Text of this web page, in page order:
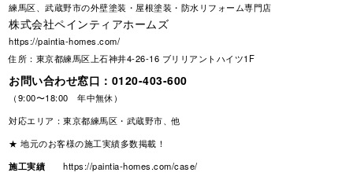
練馬区、武蔵野市の外壁塗装・屋根塗装・防水リフォーム専門店
株式会社ペインティアホームズ
https://paintia-homes.com/
住所：東京都練馬区上石神井4-26-16 ブリリアントハイツ1F
お問い合わせ窓口： 0120-403-600
（9:00〜18:00 年中無休）
対応エリア：東京都練馬区・武蔵野市、他
★ 地元のお客様の施工実績多数掲載！
施工実績
https://paintia-homes.com/case/